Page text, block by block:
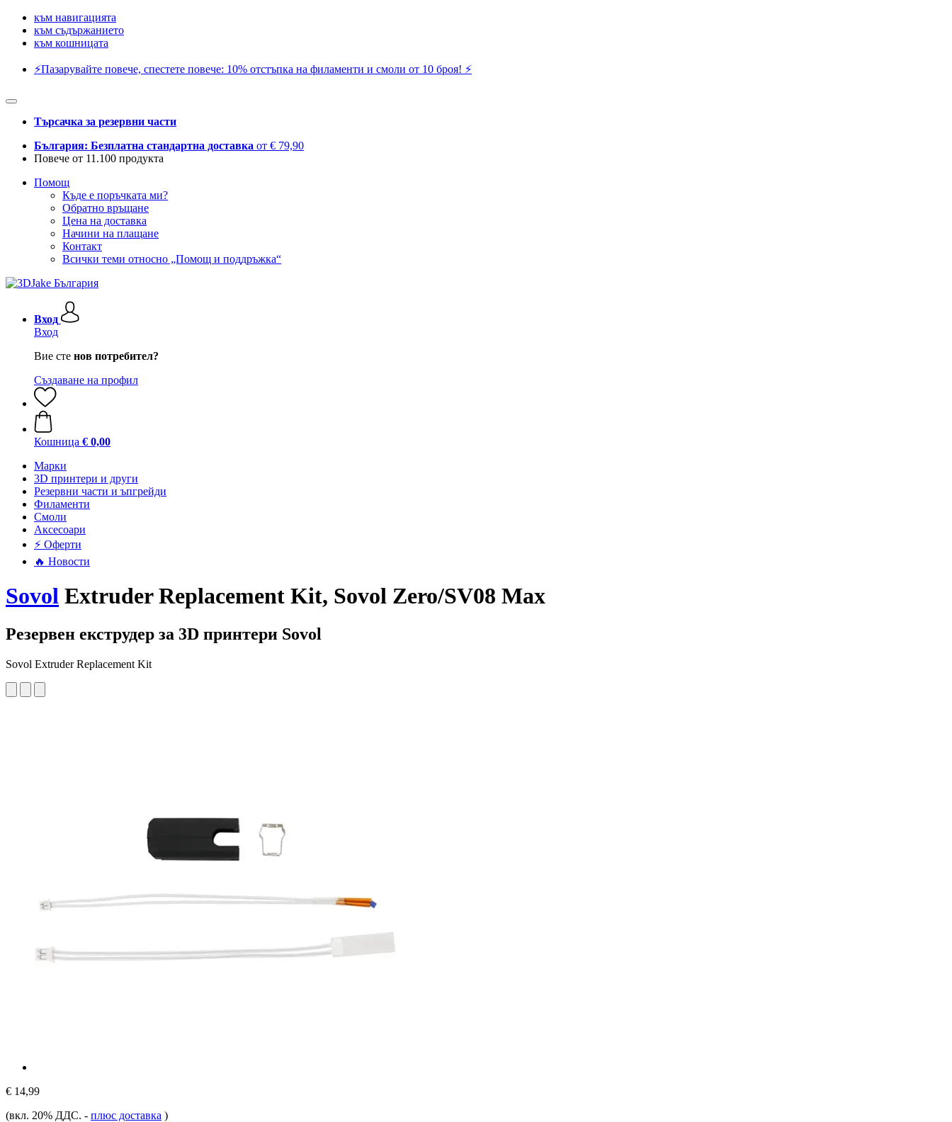
към навигацията
към съдържанието
към кошницата
⚡️Пазарувайте повече, спестете повече: 10% отстъпка на филаменти и смоли от 10 броя! ⚡️
Търсачка за резервни части
България: Безплатна стандартна доставка от € 79,90
Повече от 11.100 продукта
Помощ
Къде е поръчката ми?
Обратно връщане
Цена на доставка
Начини на плащане
Контакт
Всички теми относно „Помощ и поддръжка“
Вход
Вход
Вие сте нов потребител?
Създаване на профил
Кошница € 0,00
Mарки
3D принтери и други
Резервни части и ъпгрейди
Филаменти
Смоли
Аксесоари
⚡ Оферти
🔥 Новости
Sovol Extruder Replacement Kit, Sovol Zero/SV08 Max
Резервен екструдер за 3D принтери Sovol
Sovol Extruder Replacement Kit
€ 14,99
(вкл. 20% ДДС. - плюс доставка )